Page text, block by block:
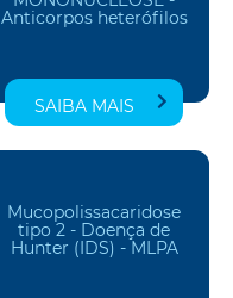
Anticorpos heterófilos
SAIBA MAIS
Mucopolissacaridose
tipo 2 - Doença de
Hunter (IDS) - MLPA